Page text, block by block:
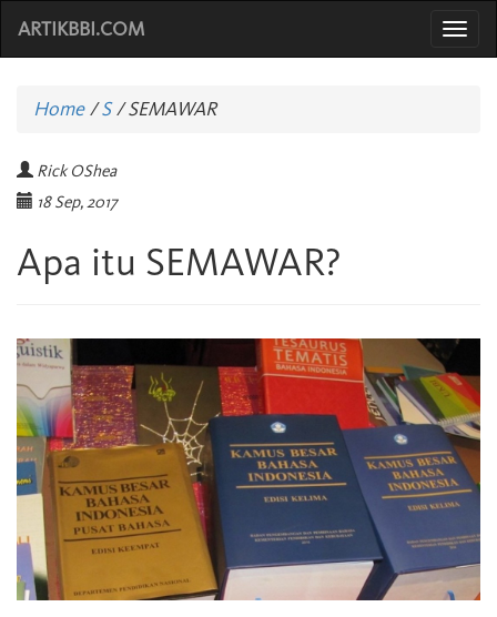
ARTIKBBI.COM
Home/S /SEMAWAR
Rick OShea
18 Sep, 2017
Apa itu SEMAWAR?